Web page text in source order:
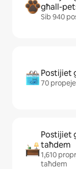
għall-
Sib 940
Postijiet
70
Postijiet
taħdem
1,610
taħdem